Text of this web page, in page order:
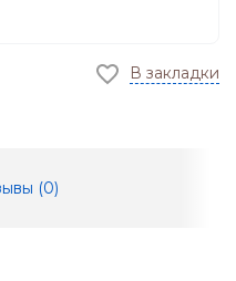
В закладки
(0)